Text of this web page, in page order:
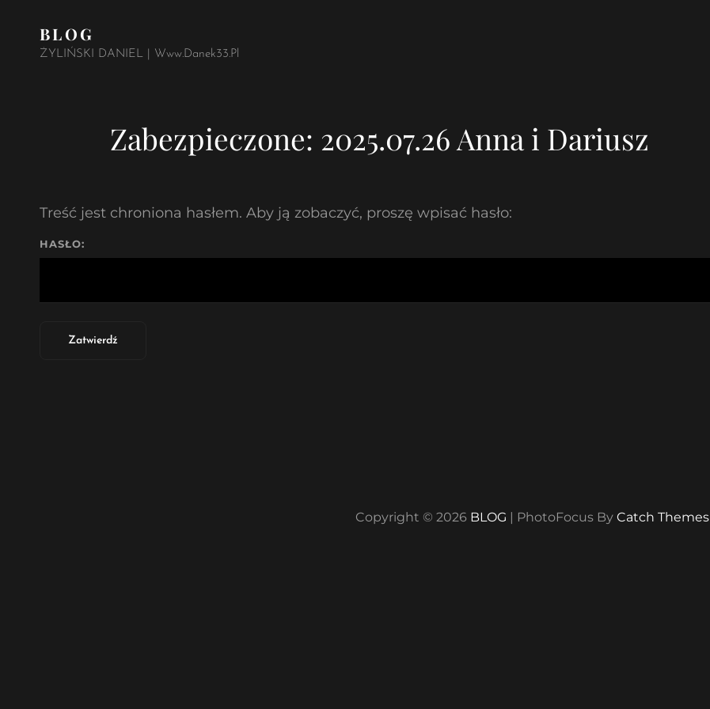
BLOG
ŻYLIŃSKI DANIEL | Www.danek33.pl
Zabezpieczone: 2025.07.26 Anna i Dariusz
Treść jest chroniona hasłem. Aby ją zobaczyć, proszę wpisać hasło:
HASŁO:
Copyright © 2026 BLOG PhotoFocus By Catch Themes